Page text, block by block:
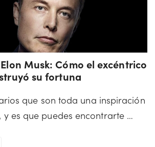
Musk: Cómo el excéntrico
su fortuna
que son toda una inspiración
y es que puedes encontrarte …